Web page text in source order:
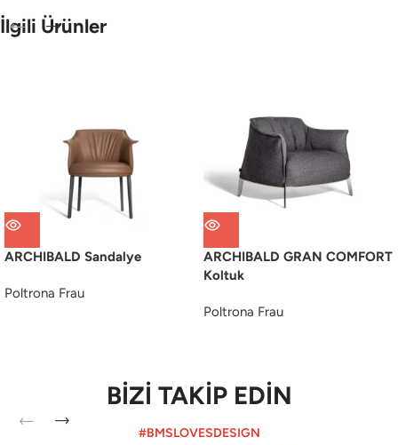
İlgili Ürünler
ARCHIBALD Sandalye
Poltrona Frau
ARCHIBALD GRAN COMFORT
Koltuk
Poltrona Frau
BİZİ TAKİP EDİN
#BMSLOVESDESIGN